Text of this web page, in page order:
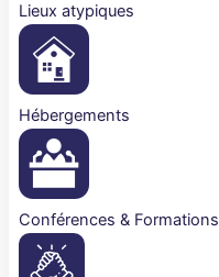
Lieux atypiques
Hébergements
Conférences & Formations